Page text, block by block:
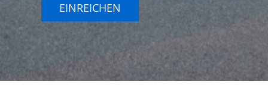
EINREICHEN